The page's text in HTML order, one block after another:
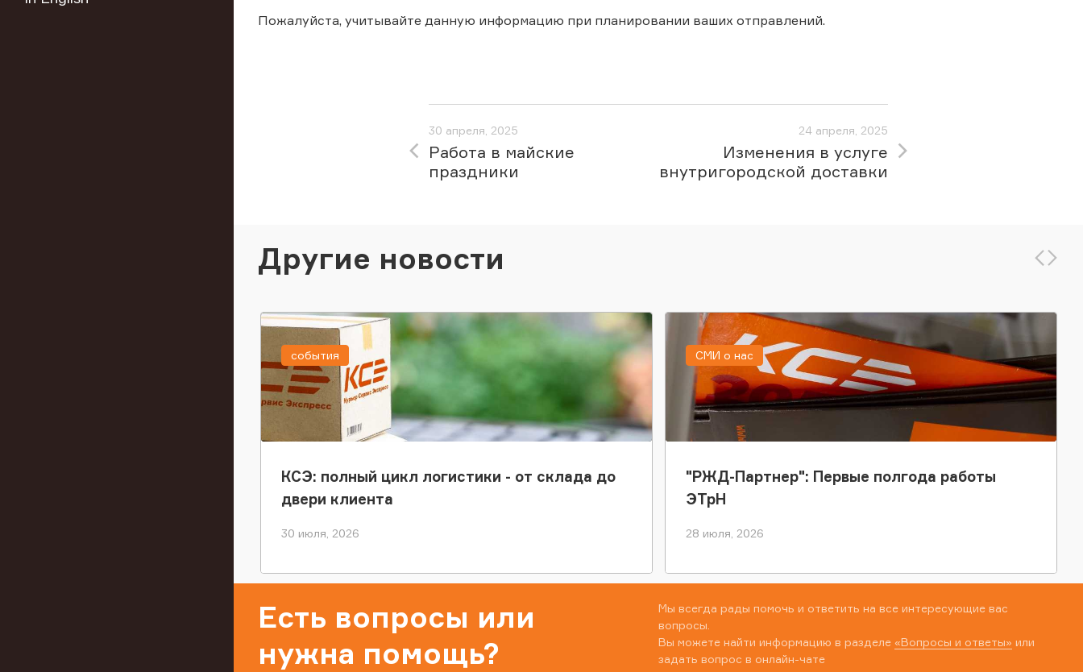
Пожалуйста, учитывайте данную информацию при планировании ваших отправлений.
30 апреля, 2025
Работа в майские
праздники
24 апреля, 2025
Изменения в услуге
внутригородской доставки
Другие новости
КСЭ: полный цикл логистики - от склада до
двери клиента
30 июля, 2026
события
"РЖД-Партнер": Первые полгода работы
ЭТрН
28 июля, 2026
СМИ о нас
Есть вопросы или
нужна помощь?
Мы всегда рады помочь и ответить на все интересующие вас
вопросы.
Вы можете найти информацию в разделе «Вопросы и ответы» или
задать вопрос в онлайн-чате